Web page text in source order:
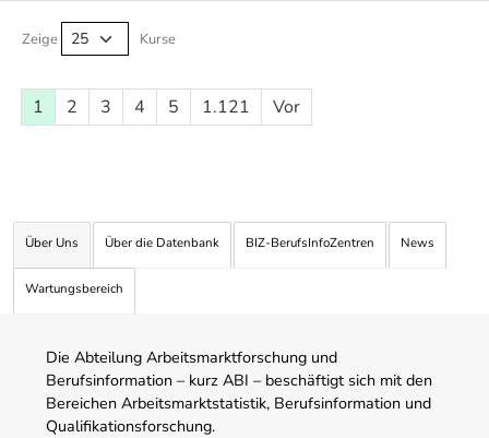
Zeige Kurse
1 2 3 4 5 1.121 Vor
Über Uns Über die Datenbank BIZ-BerufsInfoZentren News
Wartungsbereich
Die Abteilung Arbeitsmarktforschung und
Berufsinformation – kurz ABI – beschäftigt sich mit den
Bereichen Arbeitsmarktstatistik, Berufsinformation und
Qualifikationsforschung.